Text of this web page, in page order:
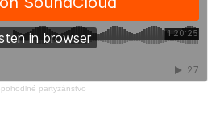
partyzánstvo